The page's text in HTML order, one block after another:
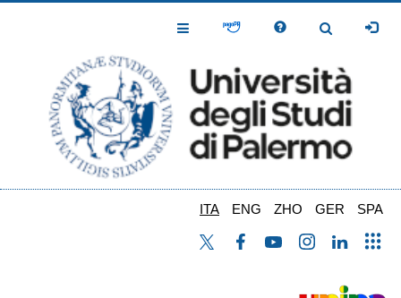
Toggle
Toggle
ITA ENG ZHO GER SPA